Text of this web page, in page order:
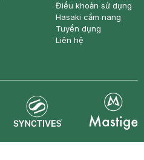
Điều khoản sử dụng
Hasaki cẩm nang
Tuyển dụng
Liên hệ